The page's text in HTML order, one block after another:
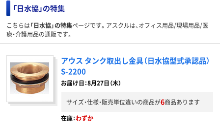
「日水協」の特集
こちらは「日水協」の特集ページです。アスクルは、オフィス用品/現場用品/医
療・介護用品の通販です。
アウス タンク取出し金具（日水協型式承認品）
S-2200
お届け日：8月27日（木）
サイズ・仕様・販売単位違いの商品が6商品あります
在庫：わずか